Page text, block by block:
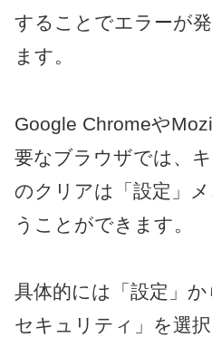
することでエラーが
ます。
Google Chromeや
要なブラウザでは、
のクリアは「設定」
うことができます。
具体的には「設定」
セキュリティ」を選